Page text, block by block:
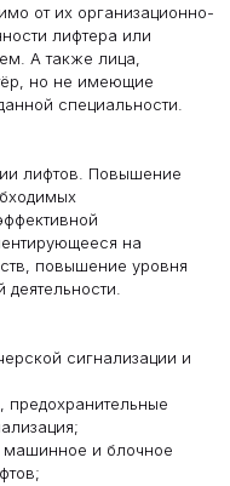
от их организационно-
лифтера или
А также лица,
но не имеющие
специальности.
лифтов. Повышение
на
повышение уровня
сигнализации и
предохранительные
машинное и блочное